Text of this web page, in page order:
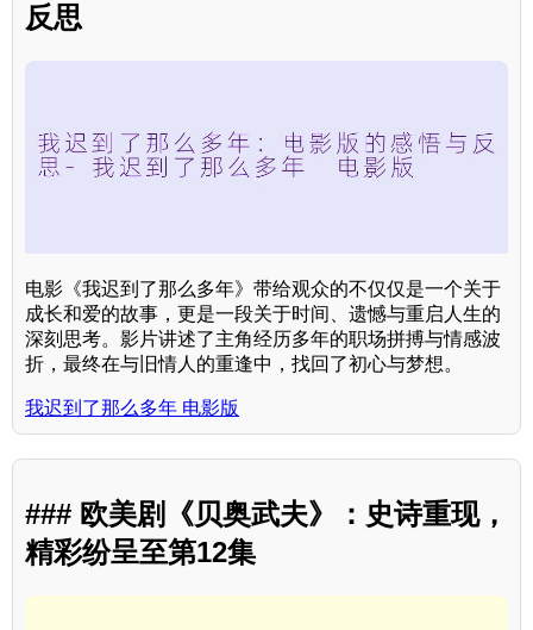
反思
电影《我迟到了那么多年》带给观众的不仅仅是一个关于
成长和爱的故事，更是一段关于时间、遗憾与重启人生的
深刻思考。影片讲述了主角经历多年的职场拼搏与情感波
折，最终在与旧情人的重逢中，找回了初心与梦想。
我迟到了那么多年 电影版
### 欧美剧《贝奥武夫》：史诗重现，
精彩纷呈至第12集